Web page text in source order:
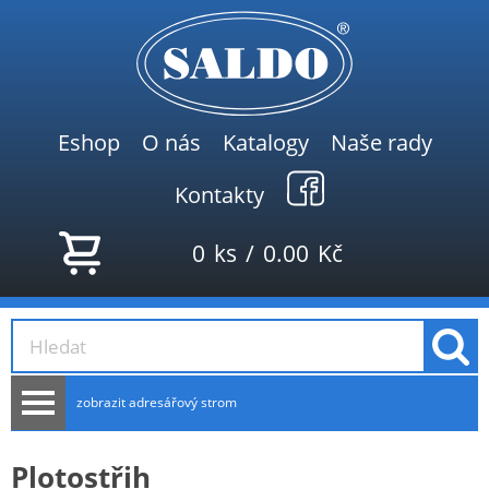
Eshop O nás Katalogy
Naše rady
Kontakty
0 ks / 0.00 Kč
zobrazit adresářový strom
NOVINKY
Plotostřih